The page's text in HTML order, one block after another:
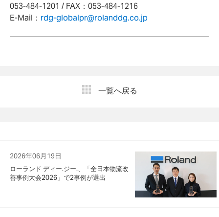
053-484-1201 / FAX：053-484-1216
E-Mail： rdg-globalpr@rolanddg.co.jp
一覧へ戻る
2026年06月19日
ローランド ディー.ジー.、「全日本物流改
善事例大会2026」で2事例が選出